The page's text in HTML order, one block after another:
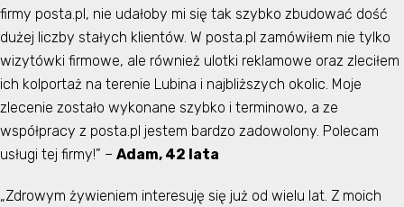
firmy posta.pl, nie udałoby mi się tak szybko zbudować dość
dużej liczby stałych klientów. W posta.pl zamówiłem nie tylko
wizytówki firmowe, ale również ulotki reklamowe oraz zleciłem
ich kolportaż na terenie Lubina i najbliższych okolic. Moje
zlecenie zostało wykonane szybko i terminowo, a ze
współpracy z posta.pl jestem bardzo zadowolony. Polecam
usługi tej firmy!” – Adam, 42 lata
„Zdrowym żywieniem interesuję się już od wielu lat. Z moich